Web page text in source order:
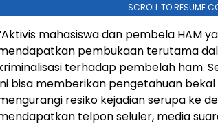
SCROLL TO RESUME
mahasiswa dan pembela HAM
pembukaan terutama
terhadap pembelah ham.
bisa memberikan pengetahuan
resiko kejadian serupa ke
telpon seluler, media